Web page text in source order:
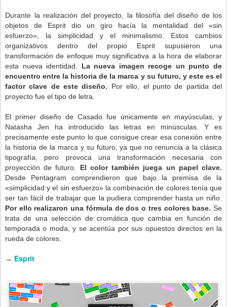
Durante la realización del proyecto, la filosofía del diseño de los
objetos de Esprit dio un giro hacía la mentalidad del «sin
esfuerzo», la simplicidad y el minimalismo. Estos cambios
organizativos dentro del propio Esprit supusieron una
transformación de enfoque muy significativa a la hora de elaborar
esta nueva identidad. La nueva imagen recoge un punto de
encuentro entre la historia de la marca y su futuro, y este es el
factor clave de este diseño. Por ello, el punto de partida del
proyecto fue el tipo de letra.
El primer diseño de Casado fue únicamente en mayúsculas, y
Natasha Jen ha introducido las letras en minúsculas. Y es
precisamente este punto lo que consigue crear esa conexión entre
la historia de la marca y su futuro, ya que no renuncia a la clásica
tipografía, pero provoca una transformación necesaria con
proyección de futuro. El color también juega un papel clave.
Desde Pentagram comprendieron que bajo la premisa de la
«simplicidad y el sin esfuerzo» la combinación de colores tenía que
ser tan fácil de trabajar que la pudiera comprender hasta un niño.
Por ello realizaron una fórmula de dos o tres colores base. Se
trata de una selección de cromática que cambia en función de
temporada o moda, y se acentúa por sus opuestos directos en la
rueda de colores.
→ Esprit